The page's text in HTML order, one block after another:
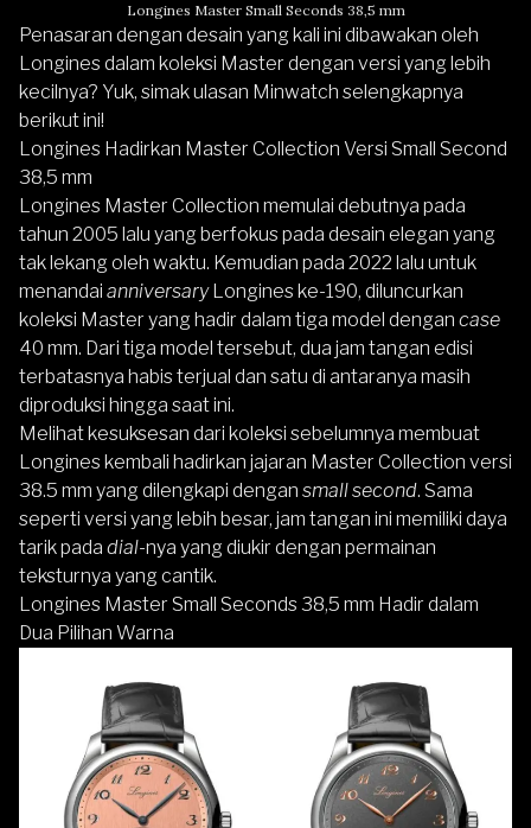
Longines Master Small Seconds 38,5 mm
Penasaran dengan desain yang kali ini dibawakan oleh
Longines dalam koleksi Master dengan versi yang lebih
kecilnya? Yuk, simak ulasan Minwatch selengkapnya
berikut ini!
Longines Hadirkan Master Collection Versi Small Second
38,5 mm
Longines Master Collection memulai debutnya pada
tahun 2005 lalu yang berfokus pada desain elegan yang
tak lekang oleh waktu. Kemudian pada 2022 lalu untuk
menandai anniversaryLongines ke-190, diluncurkan
koleksi Master yang hadir dalam tiga model dengan case
40 mm. Dari tiga model tersebut, dua jam tangan edisi
terbatasnya habis terjual dan satu di antaranya masih
diproduksi hingga saat ini.
Melihat kesuksesan dari koleksi sebelumnya membuat
Longines kembali hadirkan jajaran Master Collection versi
38.5 mm yang dilengkapi dengan small second. Sama
seperti versi yang lebih besar, jam tangan ini memiliki daya
tarik pada dial-nya yang diukir dengan permainan
teksturnya yang cantik.
Longines Master Small Seconds 38,5 mm Hadir dalam
Dua Pilihan Warna